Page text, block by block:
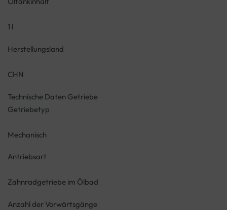
1 l
Herstellungsland
CHN
Technische Daten Getriebe
Getriebetyp
Mechanisch
Antriebsart
Zahnradgetriebe im Ölbad
Anzahl der Vorwärtsgänge